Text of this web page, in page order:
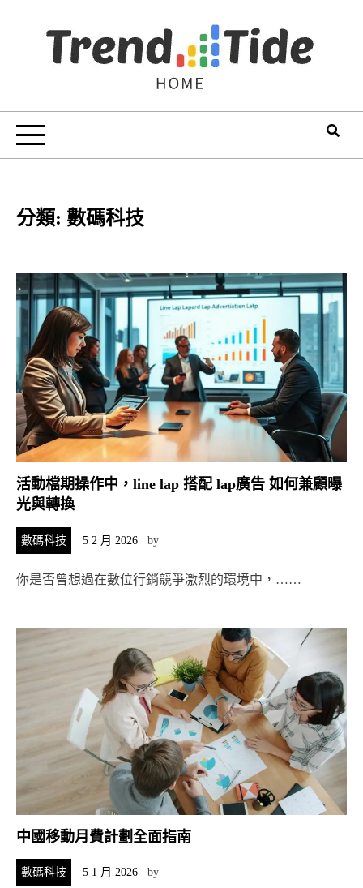
Trend Tide
分類: 數碼科技
活動檔期操作中，line lap 搭配 lap廣告 如何兼顧曝
光與轉換
數碼科技 5 2 月 2026 by
你是否曾想過在數位行銷競爭激烈的環境中，……
中國移動月費計劃全面指南
數碼科技 5 1 月 2026 by